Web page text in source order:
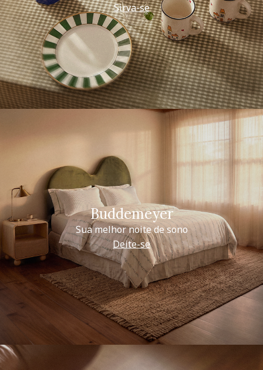
Sirva-se
Buddemeyer
Sua melhor noite de sono
Deite-se